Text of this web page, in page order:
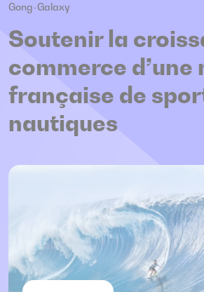
Gong-Galaxy
Soutenir la
commerce d’une
française de
nautiques